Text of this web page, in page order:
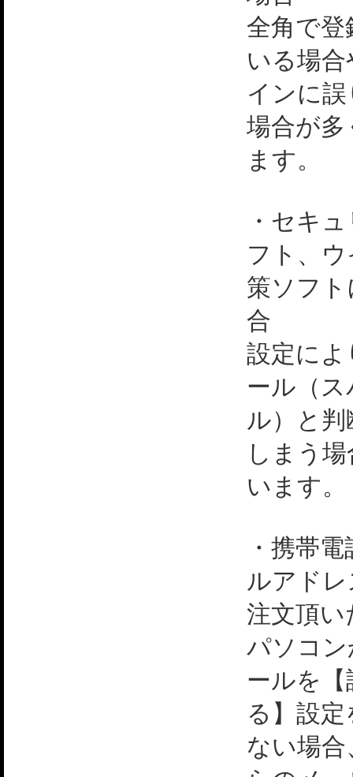
全角で
いる場
インに
場合が
ます。
・セキ
フト、
策ソフ
合
設定に
ール（
ル）と
しまう
います。
・携帯
ルアド
注文頂い
パソコ
ールを【
る】設
ない場